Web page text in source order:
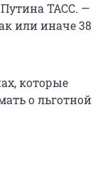
ТАСС. —
или иначе 38
которые
о льготной